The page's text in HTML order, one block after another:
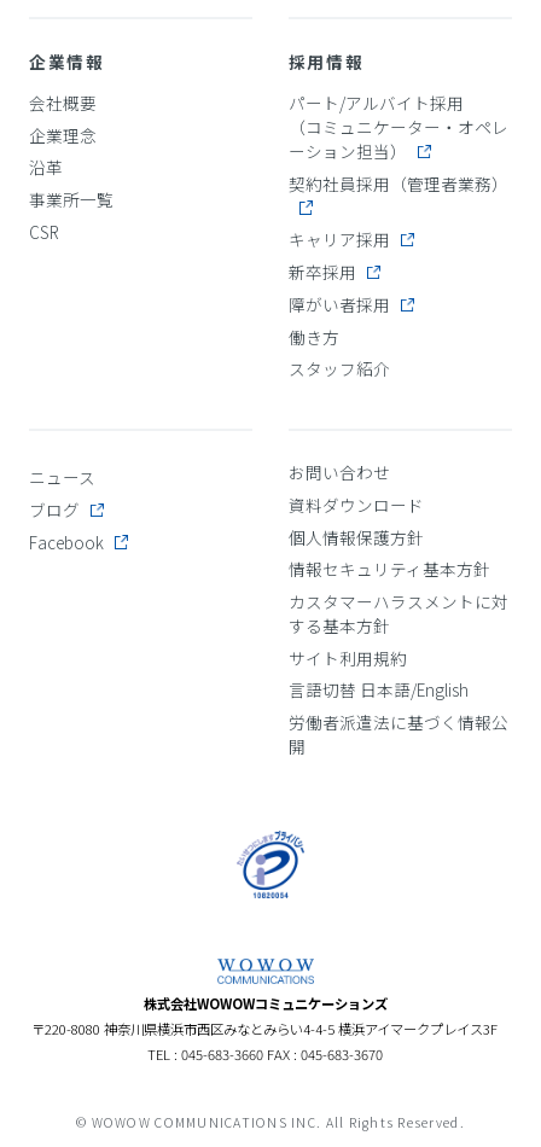
企業情報
会社概要
企業理念
沿革
事業所一覧
CSR
採用情報
パート/アルバイト採用
（コミュニケーター・オペレ
ーション担当）
契約社員採用（管理者業務）
キャリア採用
新卒採用
障がい者採用
働き方
スタッフ紹介
ニュース
ブログ
Facebook
お問い合わせ
資料ダウンロード
個人情報保護方針
情報セキュリティ基本方針
カスタマーハラスメントに対
する基本方針
サイト利用規約
言語切替 日本語/English
労働者派遣法に基づく情報公
開
株式会社WOWOWコミュニケーションズ
〒220-8080 神奈川県横浜市西区みなとみらい4-4-5 横浜アイマークプレイス3F
TEL : 045-683-3660 FAX : 045-683-3670
© WOWOW COMMUNICATIONS INC. All Rights Reserved.